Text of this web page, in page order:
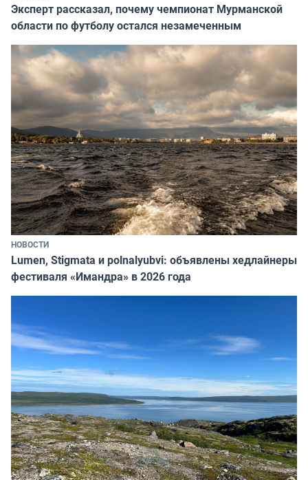
Эксперт рассказал, почему чемпионат Мурманской
области по футболу остался незамеченным
НОВОСТИ
Lumen, Stigmata и polnalyubvi: объявлены хедлайнеры
фестиваля «Имандра» в 2026 года